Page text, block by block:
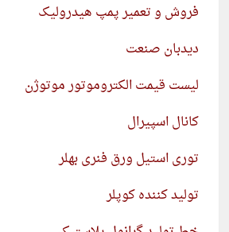
فروش و تعمیر پمپ هیدرولیک
دیدبان صنعت
لیست قیمت الکتروموتور موتوژن
کانال اسپیرال
توری استیل ورق فنری بهلر
تولید کننده کوپلر